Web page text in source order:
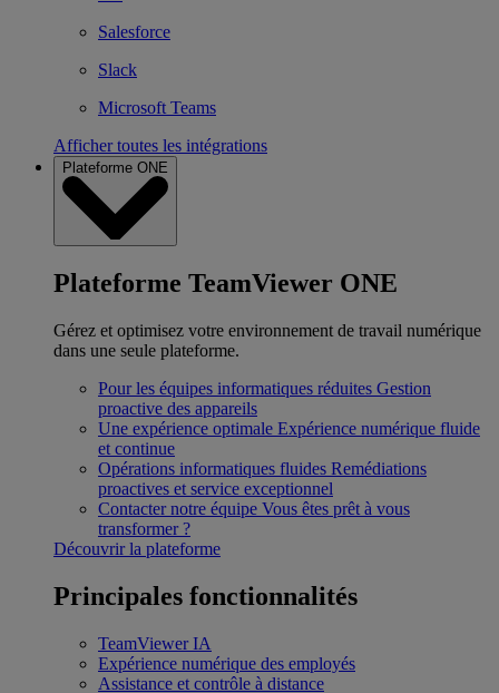
Salesforce
Slack
Microsoft Teams
Afficher toutes les intégrations
Plateforme ONE
Plateforme TeamViewer ONE
Gérez et optimisez votre environnement de travail numérique
dans une seule plateforme.
Pour les équipes informatiques réduites Gestion
proactive des appareils
Une expérience optimale Expérience numérique fluide
et continue
Opérations informatiques fluides Remédiations
proactives et service exceptionnel
Contacter notre équipe Vous êtes prêt à vous
transformer ?
Découvrir la plateforme
Principales fonctionnalités
TeamViewer IA
Expérience numérique des employés
Assistance et contrôle à distance